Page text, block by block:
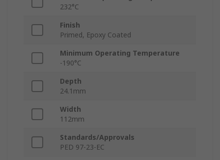
232°C
Finish
Primed, Epoxy Coated
Minimum Operating Temperature
-190°C
Depth
24.1mm
Width
112mm
Standards/Approvals
PED 97-23-EC